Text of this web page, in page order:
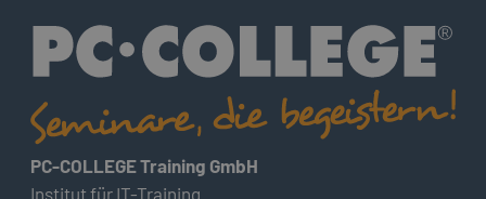
PC-COLLEGE Training GmbH
Institut für IT-Training